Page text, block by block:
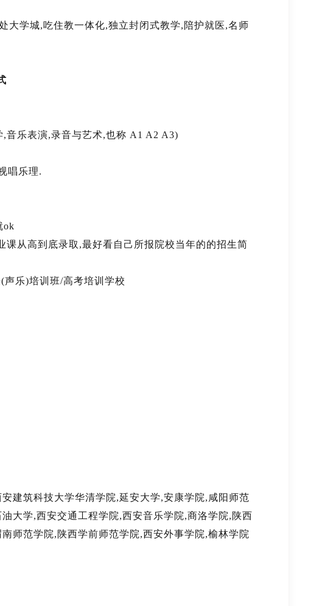
大学城,吃住教一体化,独立封闭式教学,陪护就医,名师
音乐表演,录音与艺术,也称 A1 A2 A3)
唱乐理.
ok
课从高到底录取,最好看自己所报院校当年的的招生简
建筑科技大学华清学院,延安大学,安康学院,咸阳师范
大学,西安交通工程学院,西安音乐学院,商洛学院,陕西
师范学院,陕西学前师范学院,西安外事学院,榆林学院